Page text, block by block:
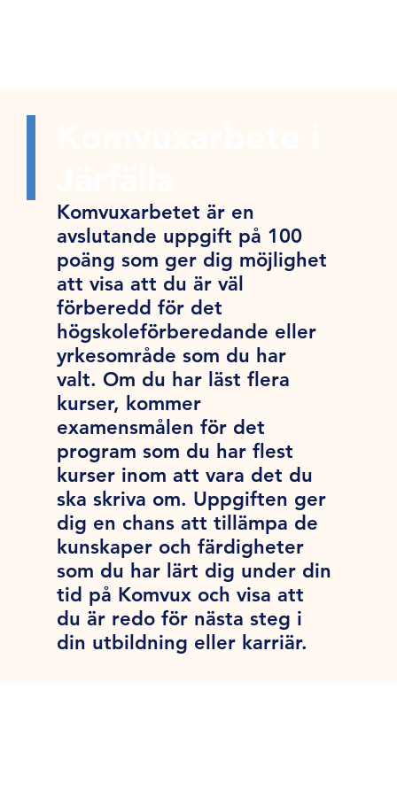
Komvuxarbetet är en
avslutande uppgift på 100
poäng som ger dig möjlighet
att visa att du är väl
förberedd för det
högskoleförberedande eller
yrkesområde som du har
valt. Om du har läst flera
kurser, kommer
examensmålen för det
program som du har flest
kurser inom att vara det du
ska skriva om. Uppgiften ger
dig en chans att tillämpa de
kunskaper och färdigheter
som du har lärt dig under din
tid på Komvux och visa att
du är redo för nästa steg i
din utbildning eller karriär.